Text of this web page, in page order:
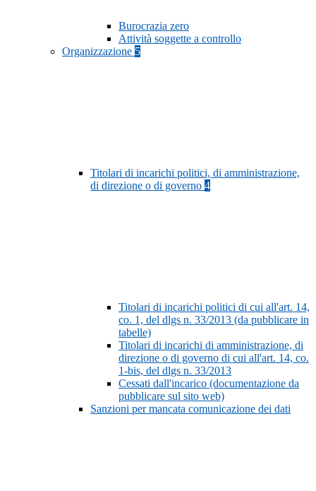
Burocrazia zero
Attività soggette a controllo
Organizzazione 5
Titolari di incarichi politici, di amministrazione,
di direzione o di governo 4
Titolari di incarichi politici di cui all'art. 14,
co. 1, del dlgs n. 33/2013 (da pubblicare in
tabelle)
Titolari di incarichi di amministrazione, di
direzione o di governo di cui all'art. 14, co.
1-bis, del dlgs n. 33/2013
Cessati dall'incarico (documentazione da
pubblicare sul sito web)
Sanzioni per mancata comunicazione dei dati